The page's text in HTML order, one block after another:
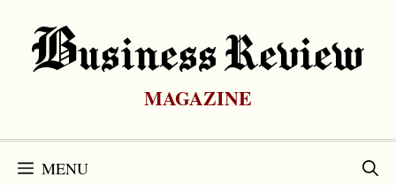
contenu
BUsiness Review
MAGAZINE
MENU